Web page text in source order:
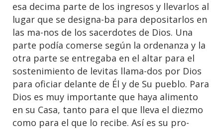
esa decima parte de los ingresos y llevarlos al
lugar que se designa-ba para depositarlos en
las ma-nos de los sacerdotes de Dios. Una
parte podía comerse según la ordenanza y la
otra parte se entregaba en el altar para el
sostenimiento de levitas llama-dos por Dios
para oficiar delante de Él y de Su pueblo. Para
Dios es muy importante que haya alimento
en su Casa, tanto para el que lleva el diezmo
como para el que lo recibe. Así es su pro-